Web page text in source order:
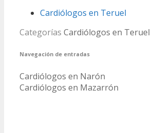
Cardiólogos en Teruel
Categorías Cardiólogos en Teruel
Navegación de entradas
Cardiólogos en Narón
Cardiólogos en Mazarrón